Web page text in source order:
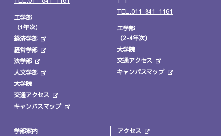
工学部
（1年次）
経済学部
経営学部
法学部
人文学部
大学院
交通アクセス
キャンパスマップ
TEL.011-841-1161
工学部
（2-4年次）
大学院
交通アクセス
キャンパスマップ
学部案内
アクセス